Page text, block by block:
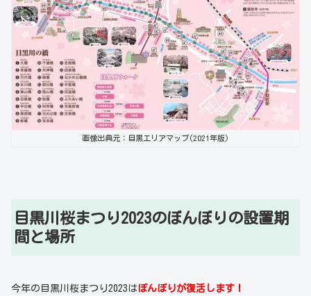
画像出典元：目黒エリアマップ(2021年版)
目黒川桜まつり2023のぼんぼりの設置期
間と場所
今年の目黒川桜まつり2023はぼんぼりが復活します！